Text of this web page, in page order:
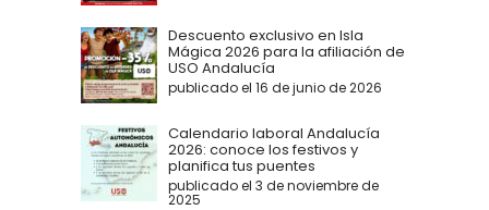
Descuento exclusivo en Isla
Mágica 2026 para la afiliación de
USO Andalucía
publicado el 16 de junio de 2026
Calendario laboral Andalucía
2026: conoce los festivos y
planifica tus puentes
publicado el 3 de noviembre de
2025